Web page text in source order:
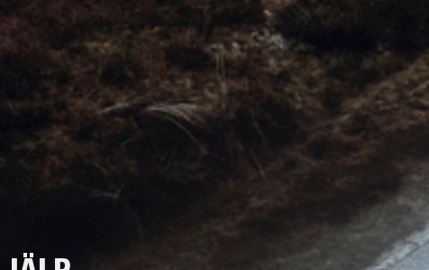
är
en
var och en med en godkänd belastning på
500 kg. Den multifunktionella baktippen är
enkel att använda och anpassa efter behov,
på tandem-modellerna är integrerad
rampförvaring standard vilket gör det enkelt
att extrautrusta med ramper för smidig
transport av maskiner och fordon. För ökad
hållbarhet och säkerhet har ljusrampen en
uppgraderad design som skyddar all
minimerar smutsansamling.
Standardutrustningen inkluderar även
avtagbara hörnstolpar, vilket ger maximal